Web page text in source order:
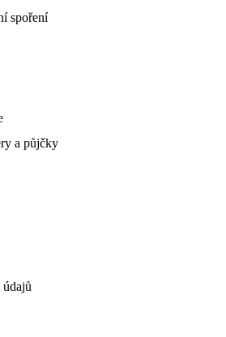
spoření
a půjčky
údajů